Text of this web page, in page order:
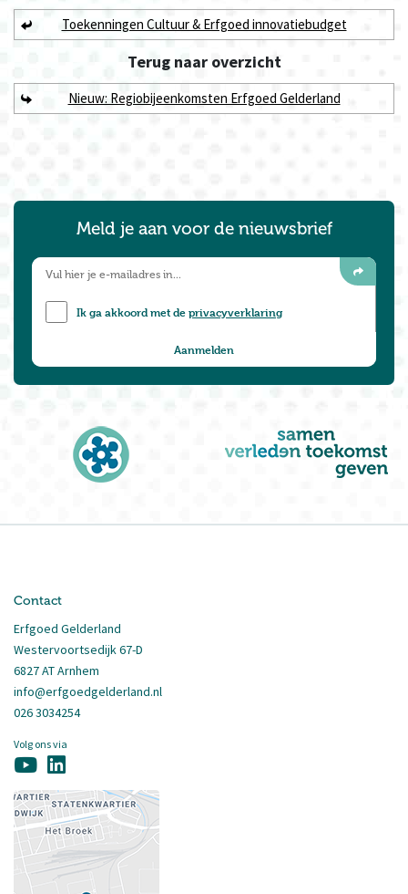
Toekenningen Cultuur & Erfgoed innovatiebudget
Terug naaroverzicht
Nieuw: Regiobijeenkomsten Erfgoed Gelderland
Meld je aan voor de nieuwsbrief
Ik ga akkoord met deprivacyverklaring
Contact
Erfgoed Gelderland
Westervoortsedijk 67-D
6827 AT Arnhem
info@erfgoedgelderland.nl
026 3034254
Volg ons via